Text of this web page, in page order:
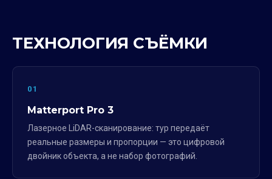
ТЕХНОЛОГИЯ СЪЁМКИ
01
Matterport Pro 3
Лазерное LiDAR-сканирование: тур передаёт
реальные размеры и пропорции — это цифровой
двойник объекта, а не набор фотографий.